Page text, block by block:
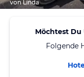
von Linda
Möchtest Du
Folgende